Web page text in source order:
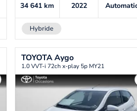
34 641km 2022
Hybride
TOYOTAAygo
1.0 VVT-i 72ch x-play 5p MY21